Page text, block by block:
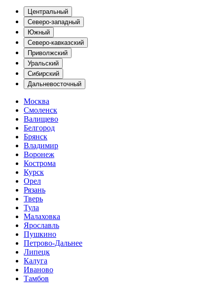
Центральный
Северо-западный
Южный
Северо-кавказский
Приволжский
Уральский
Сибирский
Дальневосточный
Москва
Смоленск
Валищево
Белгород
Брянск
Владимир
Воронеж
Кострома
Курск
Орел
Рязань
Тверь
Тула
Малаховка
Ярославль
Пушкино
Петрово-Дальнее
Липецк
Калуга
Иваново
Тамбов